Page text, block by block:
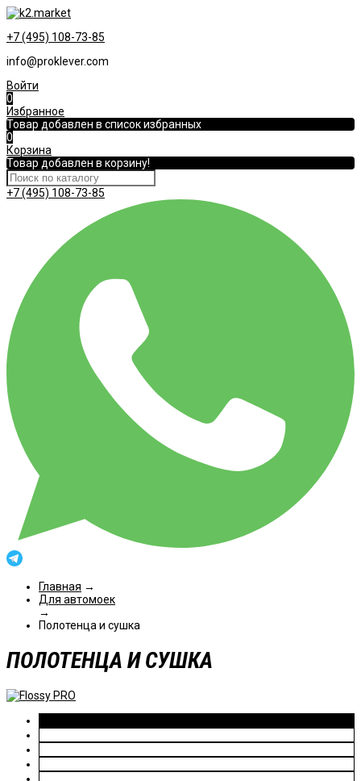
+7 (495) 108-73-85
info@proklever.com
Войти
0
Избранное
Товар добавлен в список избранных
0
Корзина
Товар добавлен в корзину!
+7 (495) 108-73-85
Главная →
Для автомоек
→
Полотенца и сушка
ПОЛОТЕНЦА И СУШКА